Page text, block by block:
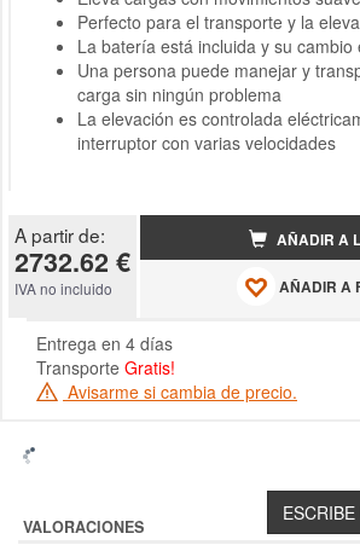
Perfecto para el transporte y la
La batería está incluida y su cambio
Una persona puede manejar y
carga sin ningún problema
La elevación es controlada
interruptor con varias velocidades
A partir de:
2732.62 €
IVA no incluido
AÑADIR A
AÑADIR A
Entrega en 4 días
Transporte Gratis!
Avisarme si cambia de precio.
VALORACIONES